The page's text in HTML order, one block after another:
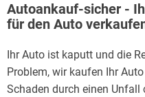
Autoankauf-sicher -
für den Auto
Ihr Auto ist kaputt und die
Problem, wir kaufen Ihr
Schaden durch einen Unfall